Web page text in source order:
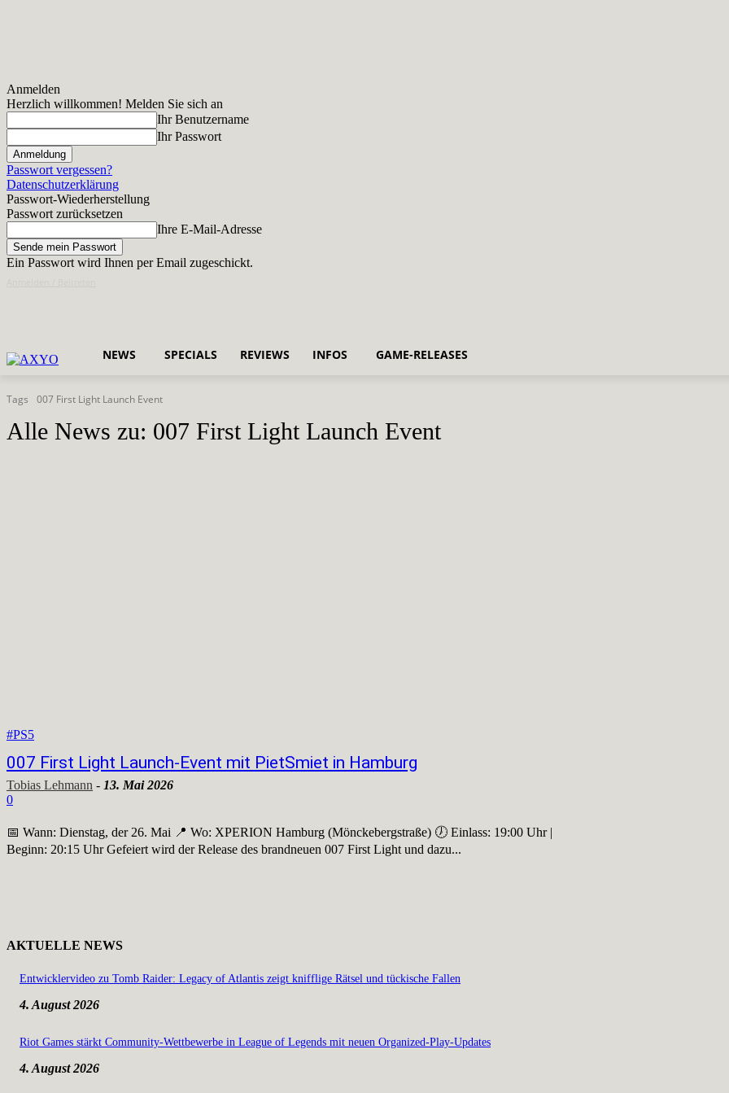
Anmelden
Herzlich willkommen! Melden Sie sich an
Ihr Benutzername
Ihr Passwort
Passwort vergessen?
Datenschutzerklärung
Passwort-Wiederherstellung
Passwort zurücksetzen
Ihre E-Mail-Adresse
Ein Passwort wird Ihnen per Email zugeschickt.
NEWS SPECIALS REVIEWS INFOS GAME-RELEASES
Tags 007 First Light Launch Event
Alle News zu: 007 First Light Launch Event
#PS5
007 First Light Launch-Event mit PietSmiet in Hamburg
Tobias Lehmann - 13. Mai 2026
0
📅 Wann: Dienstag, der 26. Mai 📍 Wo: XPERION Hamburg (Mönckebergstraße) 🕖 Einlass: 19:00 Uhr |
Beginn: 20:15 Uhr Gefeiert wird der Release des brandneuen 007 First Light und dazu...
AKTUELLE NEWS
Entwicklervideo zu Tomb Raider: Legacy of Atlantis zeigt knifflige Rätsel und tückische Fallen
4. August 2026
Riot Games stärkt Community-Wettbewerbe in League of Legends mit neuen Organized-Play-Updates
4. August 2026